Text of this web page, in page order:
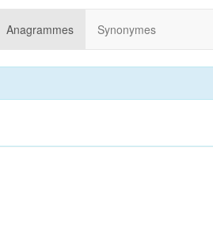
Anagrammes Synonymes